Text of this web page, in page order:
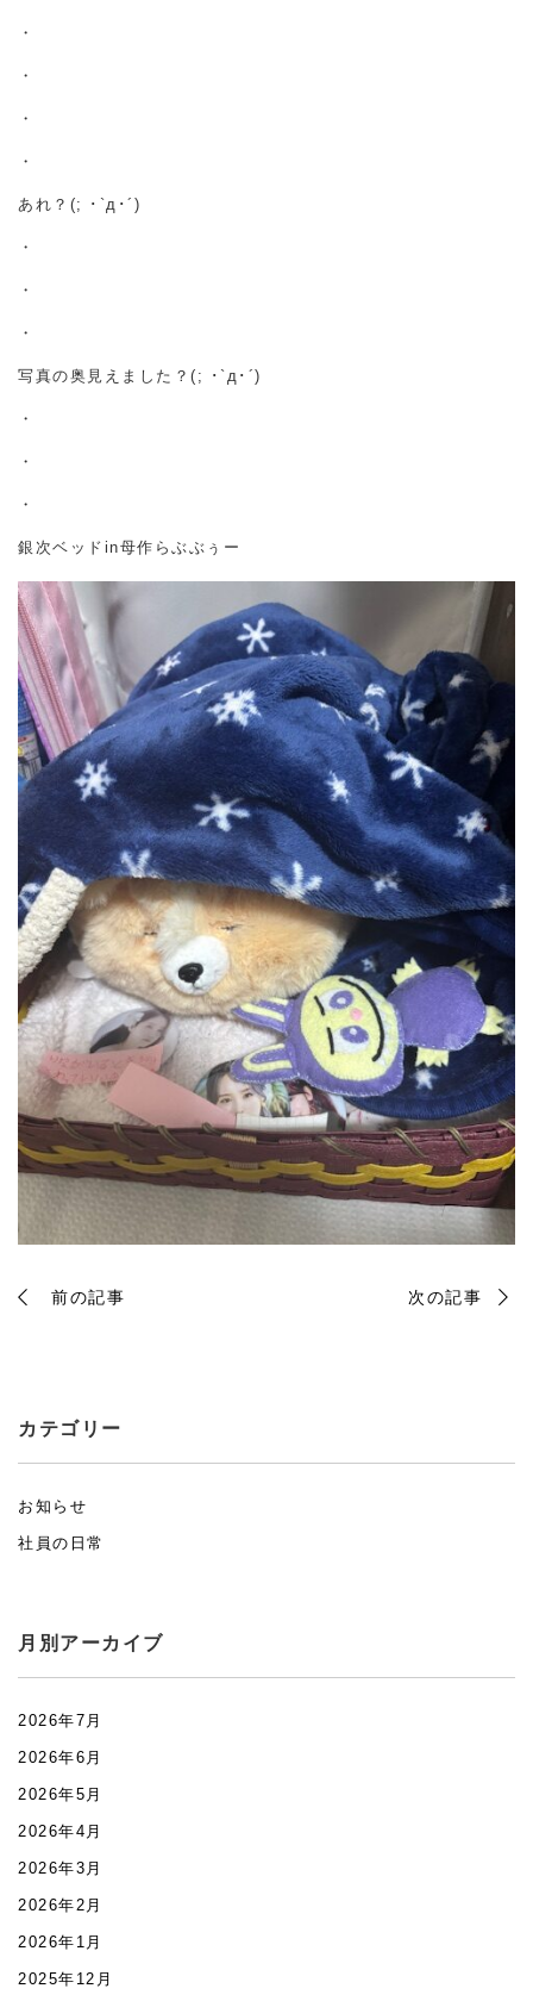
・
・
・
・
あれ？(; ･`д･´)
・
・
・
写真の奥見えました？(; ･`д･´)
・
・
・
銀次ベッドin母作らぶぶぅー
前の記事 次の記事
カテゴリー
お知らせ
社員の日常
月別アーカイブ
2026年7月
2026年6月
2026年5月
2026年4月
2026年3月
2026年2月
2026年1月
2025年12月